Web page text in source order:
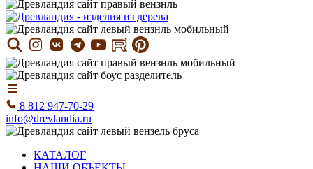
8 812 947-70-29
info@drevlandia.ru
КАТАЛОГ